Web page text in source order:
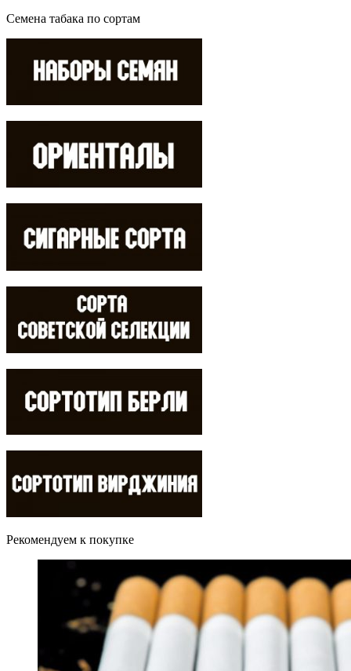
Семена табака по сортам
Рекомендуем к покупке